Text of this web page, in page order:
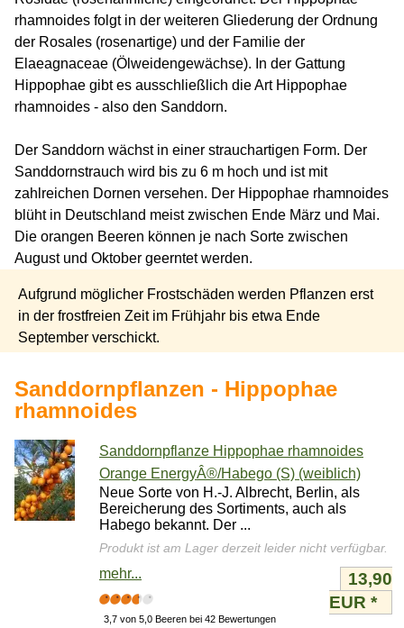
rhamnoides folgt in der weiteren Gliederung der Ordnung
der Rosales (rosenartige) und der Familie der
Elaeagnaceae (Ölweidengewächse). In der Gattung
Hippophae gibt es ausschließlich die Art Hippophae
rhamnoides - also den Sanddorn.
Der Sanddorn wächst in einer strauchartigen Form. Der
Sanddornstrauch wird bis zu 6 m hoch und ist mit
zahlreichen Dornen versehen. Der Hippophae rhamnoides
blüht in Deutschland meist zwischen Ende März und Mai.
Die orangen Beeren können je nach Sorte zwischen
August und Oktober geerntet werden.
Aufgrund möglicher Frostschäden werden Pflanzen erst
in der frostfreien Zeit im Frühjahr bis etwa Ende
September verschickt.
Sanddornpflanzen - Hippophae
rhamnoides
Sanddornpflanze Hippophae rhamnoides
Orange EnergyÂ®/Habego (S) (weiblich)
Neue Sorte von H.-J. Albrecht, Berlin, als
Bereicherung des Sortiments, auch als
Habego bekannt. Der ...
Produkt ist am Lager derzeit leider nicht verfügbar.
mehr...
3,7 von 5,0 Beeren bei 42 Bewertungen
13,90
EUR*